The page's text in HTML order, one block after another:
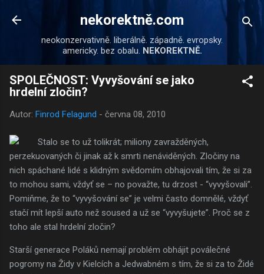
Přeskočit na hlavní obsah
nekorektně.com
neokonzervativně. liberálně. západně. evropsky.
americky. bez obalu. NEKOREKTNĚ.
SPOLEČNOST: Vyvyšování se jako
hrdelní zločin?
Autor: Finrod Felagund - června 08, 2010
Stalo se to už tolikrát; miliony zavražděných,
perzekuovaných či jinak až k smrti nenáviděných. Zločiny na
nich spáchané lidé s klidným svědomím obhajovali tím, že si za
to mohou sami, vždyť se – no považte, tu drzost - “vyvyšovali”.
Pomiňme, že to “vyvyšování se” je velmi často domnělé, vždyť
stačí mít lepší auto než soused a už se “vyvyšujete”. Proč se z
toho ale stal hrdelní zločin?
Starší generace Poláků nemají problém obhájit poválečné
pogromy na Židy v Kielcích a Jedwabném s tím, že si za to Židé